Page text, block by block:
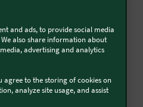
Management s.r.l.
2023/2854
and ads, to provide social media
also share information about
advertising and analytics
agree to the storing of cookies on
analyze site usage, and assist